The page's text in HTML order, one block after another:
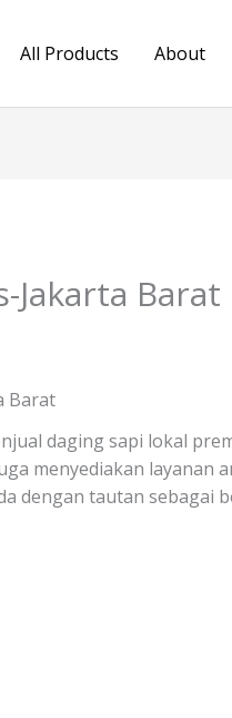
All Products About
Jakarta Barat
Barat
daging sapi lokal
menyediakan layanan
dengan tautan sebagai